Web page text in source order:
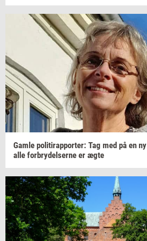
Gamle po­li­tirap­por­ter: Tag med på en ny
alle for­bry­del­ser­ne er ægte